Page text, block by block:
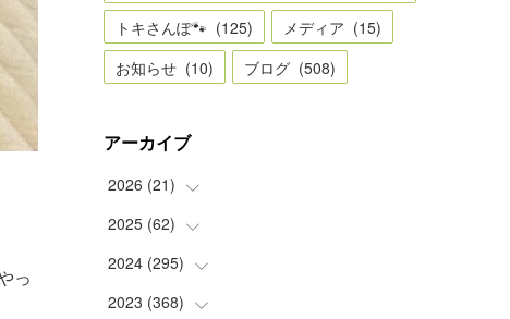
っ
トキさんぽ🐾 (125) メディア (15)
お知らせ (10) ブログ (508)
アーカイブ
2026 (21)
(2)
(2)
(2)
2025 (62)
(8)
(5)
2024 (295)
(8)
2023 (368)